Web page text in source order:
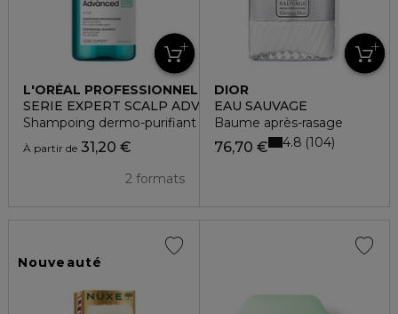
L'ORÉAL PROFESSIONNEL
SERIE EXPERT SCALP ADVANCED
Shampoing dermo-purifiant
À partir de 31,20 €
2 formats
DIOR
EAU SAUVAGE
Baume après-rasage
76,70 € 4.8 104
Nouveauté